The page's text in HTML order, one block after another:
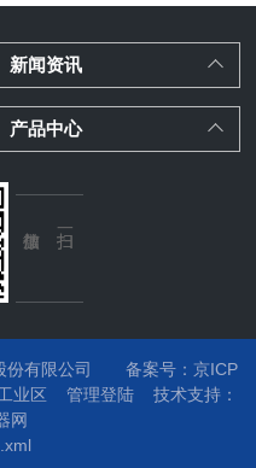
新闻资讯
产品中心
份有限公司
备案号：京ICP
业区 管理登陆 技术支持：
网